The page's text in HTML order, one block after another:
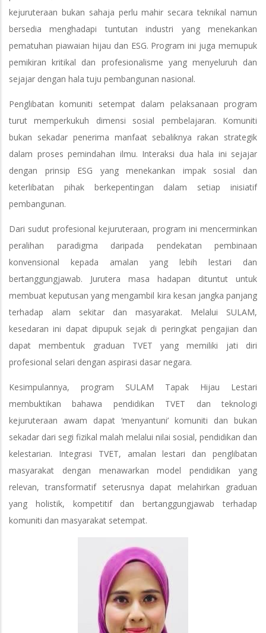
kejuruteraan bukan sahaja perlu mahir secara teknikal namun
bersedia menghadapi tuntutan industri yang menekankan
pematuhan piawaian hijau dan ESG. Program ini juga memupuk
pemikiran kritikal dan profesionalisme yang menyeluruh dan
sejajar dengan hala tuju pembangunan nasional.
Penglibatan komuniti setempat dalam pelaksanaan program
turut memperkukuh dimensi sosial pembelajaran. Komuniti
bukan sekadar penerima manfaat sebaliknya rakan strategik
dalam proses pemindahan ilmu. Interaksi dua hala ini sejajar
dengan prinsip ESG yang menekankan impak sosial dan
keterlibatan pihak berkepentingan dalam setiap inisiatif
pembangunan.
Dari sudut profesional kejuruteraan, program ini mencerminkan
peralihan paradigma daripada pendekatan pembinaan
konvensional kepada amalan yang lebih lestari dan
bertanggungjawab. Jurutera masa hadapan dituntut untuk
membuat keputusan yang mengambil kira kesan jangka panjang
terhadap alam sekitar dan masyarakat. Melalui SULAM,
kesedaran ini dapat dipupuk sejak di peringkat pengajian dan
dapat membentuk graduan TVET yang memiliki jati diri
profesional selari dengan aspirasi dasar negara.
Kesimpulannya, program SULAM Tapak Hijau Lestari
membuktikan bahawa pendidikan TVET dan teknologi
kejuruteraan awam dapat ‘menyantuni’ komuniti dan bukan
sekadar dari segi fizikal malah melalui nilai sosial, pendidikan dan
kelestarian. Integrasi TVET, amalan lestari dan penglibatan
masyarakat dengan menawarkan model pendidikan yang
relevan, transformatif seterusnya dapat melahirkan graduan
yang holistik, kompetitif dan bertanggungjawab terhadap
komuniti dan masyarakat setempat.